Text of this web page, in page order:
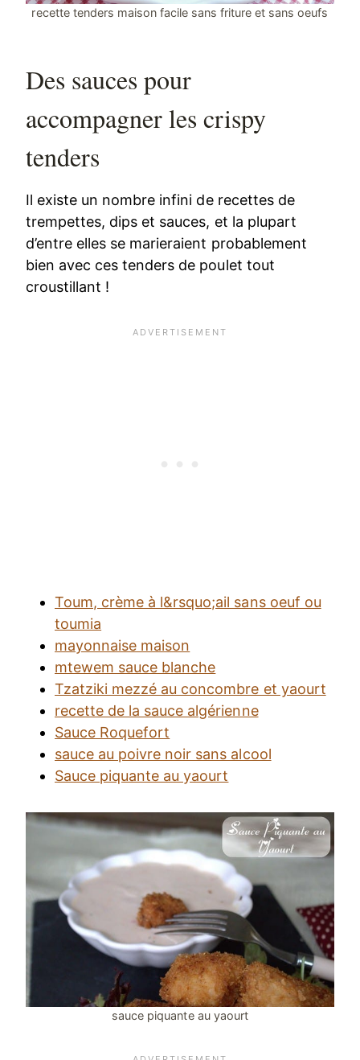
recette tenders maison facile sans friture et sans oeufs
Des sauces pour
accompagner les crispy
tenders
Il existe un nombre infini de recettes de
trempettes, dips et sauces, et la plupart
d’entre elles se marieraient probablement
bien avec ces tenders de poulet tout
croustillant !
Toum, crème à l&rsquo;ail sans oeuf ou
toumia
mayonnaise maison
mtewem sauce blanche
Tzatziki mezzé au concombre et yaourt
recette de la sauce algérienne
Sauce Roquefort
sauce au poivre noir sans alcool
Sauce piquante au yaourt
sauce piquante au yaourt